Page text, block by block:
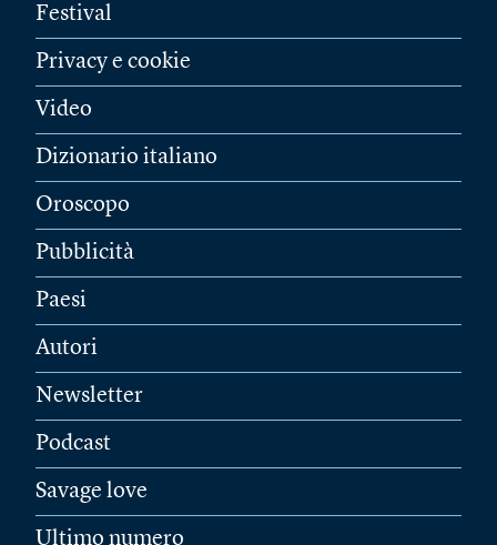
Festival
Privacy e cookie
Video
Dizionario italiano
Oroscopo
Pubblicità
Paesi
Autori
Newsletter
Podcast
Savage love
Ultimo numero